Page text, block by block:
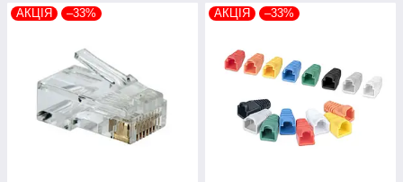
АКЦІЯ –33% АКЦІЯ –33%